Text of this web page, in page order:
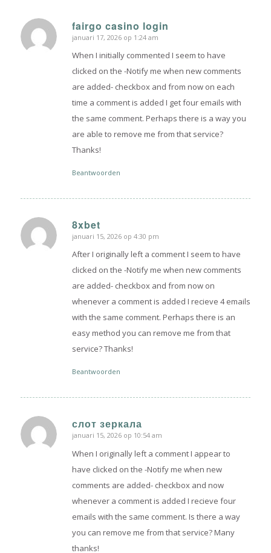
fairgo casino login
zegt:
januari 17, 2026 op 1:24 am
When I initially commented I seem to have
clicked on the -Notify me when new comments
are added- checkbox and from now on each
time a comment is added I get four emails with
the same comment. Perhaps there is a way you
are able to remove me from that service?
Thanks!
Beantwoorden
8xbet
zegt:
januari 15, 2026 op 4:30 pm
After I originally left a comment I seem to have
clicked on the -Notify me when new comments
are added- checkbox and from now on
whenever a comment is added I recieve 4 emails
with the same comment. Perhaps there is an
easy method you can remove me from that
service? Thanks!
Beantwoorden
слот зеркала
zegt:
januari 15, 2026 op 10:54 am
When I originally left a comment I appear to
have clicked on the -Notify me when new
comments are added- checkbox and now
whenever a comment is added I recieve four
emails with the same comment. Is there a way
you can remove me from that service? Many
thanks!